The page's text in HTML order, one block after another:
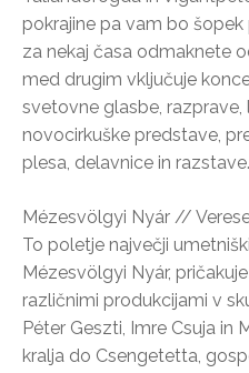
pokrajine pa vam bo
za nekaj časa odmaknete
med drugim vključuje
svetovne glasbe, razprave,
novocirkuške predstave,
plesa, delavnice in razstave.
Mézesvölgyi Nyár //
To poletje največji
Mézesvölgyi Nyár,
različnimi produkcijami v
Péter Geszti, Imre Csuja in
kralja do Csengetetta,